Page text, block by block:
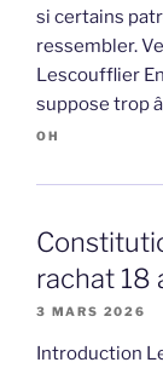
si certains
ressembler.
Lescoufflier
suppose trop
OH
rachat 18
3 MARS 2026
Introduction